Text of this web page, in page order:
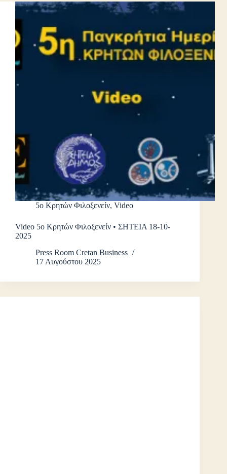
5ο Κρητών Φιλοξενείν, Video
Video 5ο Κρητών Φιλοξενείν • ΣΗΤΕΙΑ 18-10-
2025
Press Room Cretan Business
17 Αυγούστου 2025